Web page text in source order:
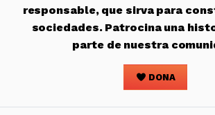
responsable, que sirva para
sociedades. Patrocina una
parte de nuestra
DONA